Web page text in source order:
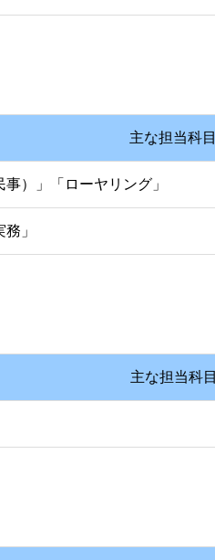
主な担当科目
事）」「ローヤリング」
」
主な担当科目